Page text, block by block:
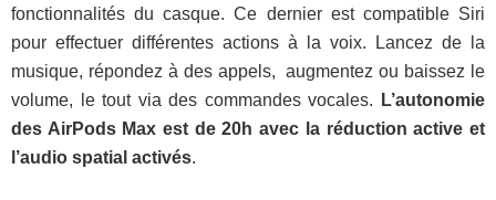
fonctionnalités du casque. Ce dernier est compatible Siri
pour effectuer différentes actions à la voix. Lancez de la
musique, répondez à des appels, augmentez ou baissez le
volume, le tout via des commandes vocales.
L’autonomie
des AirPods Max est de 20h avec la réduction active et
l’audio spatial activés.